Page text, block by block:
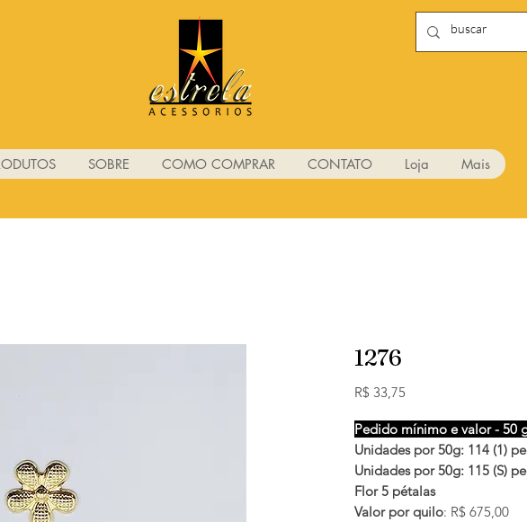
SOBRE COMO COMPRAR CONTATO Loja Mais
1276
R$ 33,75Preço
Pedido mínimo e valor - 50
Unidades por 50g: 114 (1)
Unidades por 50g: 115 (S)
Flor 5 pétalas
Valor por quilo: R$ 675,00